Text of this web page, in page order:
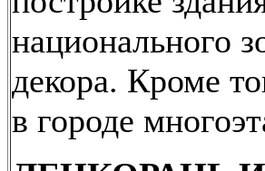
национального
декора. Кроме
в городе